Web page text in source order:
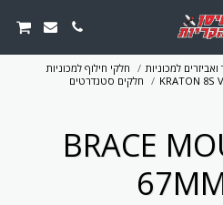
ואביזרים למכוניות
חלקי חילוף למכוניות
KRATON 8S
חלקים סטנדרטים
BRACE